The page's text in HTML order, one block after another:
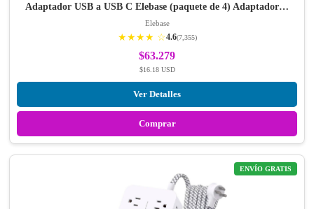
Adaptador USB a USB C Elebase (paquete de 4) Adaptador…
Elebase
★★★★ ☆4.6(7,355)
$63.279
$16.18 USD
Ver Detalles
Comprar
ENVÍO GRATIS